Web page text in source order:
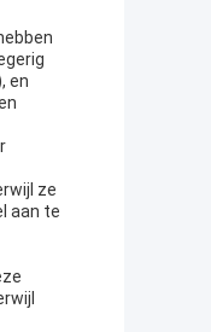
en
ze
aan te